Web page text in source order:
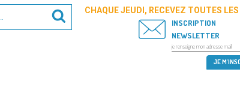
Recherche
CHAQUE JEUDI, RECEVEZ TOUTES
INSCRIPTION
NEWSLETTER